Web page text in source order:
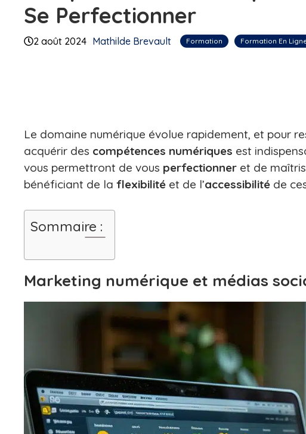
Se Perfectionner
2 août 2024 Mathilde Brevault Formation Formation En
Le domaine numérique évolue rapidement, et pour
acquérir des compétences numériques est
vous permettront de vous perfectionner et de
bénéficiant de la flexibilité et de l’accessibilité de
Sommaire :
Marketing numérique et médias